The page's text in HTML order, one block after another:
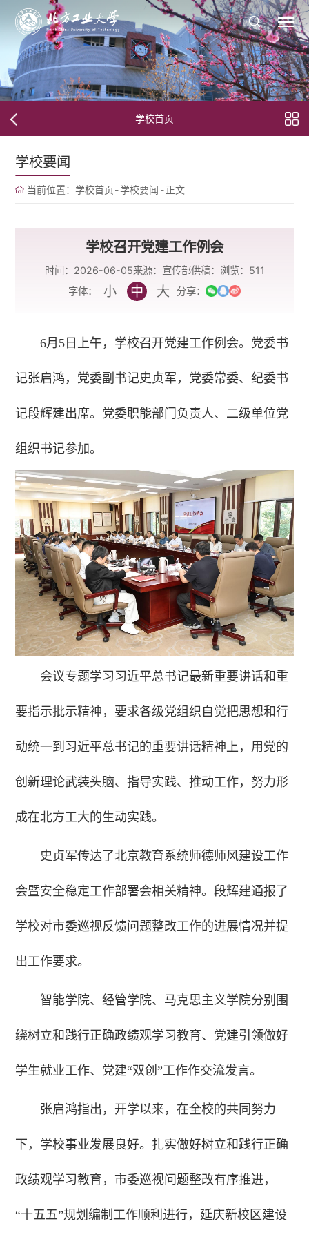
学校首页
学校要闻
当前位置： 学校首页-学校要闻 -正文
学校召开党建工作例会
时间：2026-06-05来源：宣传部供稿： 浏览： 511
字体：
小 中 大 分享：
6月5日上午，学校召开党建工作例会。党委书
记张启鸿，党委副书记史贞军，党委常委、纪委书
记段辉建出席。党委职能部门负责人、二级单位党
组织书记参加。
会议专题学习习近平总书记最新重要讲话和重
要指示批示精神，要求各级党组织自觉把思想和行
动统一到习近平总书记的重要讲话精神上，用党的
创新理论武装头脑、指导实践、推动工作，努力形
成在北方工大的生动实践。
史贞军传达了北京教育系统师德师风建设工作
会暨安全稳定工作部署会相关精神。段辉建通报了
学校对市委巡视反馈问题整改工作的进展情况并提
出工作要求。
智能学院、经管学院、马克思主义学院分别围
绕树立和践行正确政绩观学习教育、党建引领做好
学生就业工作、党建“双创”工作作交流发言。
张启鸿指出，开学以来，在全校的共同努力
下，学校事业发展良好。扎实做好树立和践行正确
政绩观学习教育，市委巡视问题整改有序推进，
“十五五”规划编制工作顺利进行，延庆新校区建设